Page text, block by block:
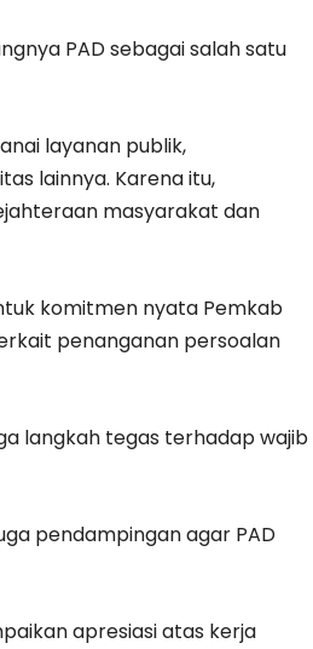
PAD sebagai salah satu
layanan publik,
lainnya. Karena itu,
masyarakat dan
komitmen nyata Pemkab
penanganan persoalan
langkah tegas terhadap wajib
pendampingan agar PAD
apresiasi atas kerja